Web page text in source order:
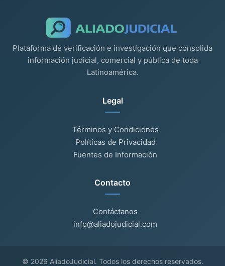
Plataforma de verificación e investigación que consolida
información judicial, comercial y pública de toda
Latinoamérica.
Legal
Términos y Condiciones
Políticas de Privacidad
Fuentes de Información
Contacto
Contáctanos
info@aliadojudicial.com
© 2026 AliadoJudicial. Todos los derechos reservados.